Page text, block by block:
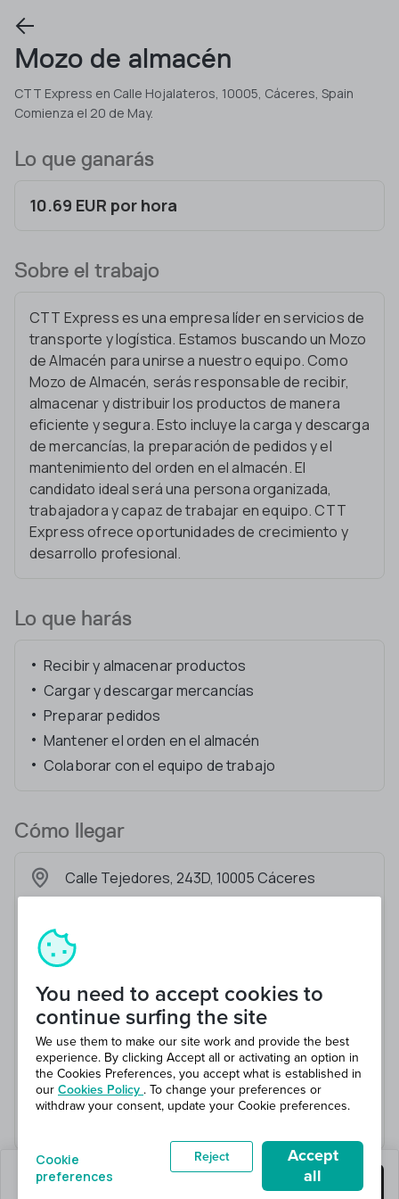
Mozo de almacén
CTT Express en Calle Hojalateros, 10005, Cáceres, Spain
Comienza el 20 de May.
Lo que ganarás
10.69 EUR por hora
Sobre el trabajo
CTT Express es una empresa líder en servicios de
transporte y logística. Estamos buscando un Mozo
de Almacén para unirse a nuestro equipo. Como
Mozo de Almacén, serás responsable de recibir,
almacenar y distribuir los productos de manera
eficiente y segura. Esto incluye la carga y descarga
de mercancías, la preparación de pedidos y el
mantenimiento del orden en el almacén. El
candidato ideal será una persona organizada,
trabajadora y capaz de trabajar en equipo. CTT
Express ofrece oportunidades de crecimiento y
desarrollo profesional.
Lo que harás
Recibir y almacenar productos
Cargar y descargar mercancías
Preparar pedidos
Mantener el orden en el almacén
Colaborar con el equipo de trabajo
Cómo llegar
Calle Tejedores, 243D, 10005 Cáceres
quedan 0 puestos Consigue este trabajo
You need to accept cookies to
continue surfing the site
We use them to make our site work and provide the best
experience. By clicking Accept all or activating an option in
the Cookies Preferences, you accept what is established in
our Cookies Policy . To change your preferences or
withdraw your consent, update your Cookie preferences.
Cookie
preferences
Reject
Accept
all